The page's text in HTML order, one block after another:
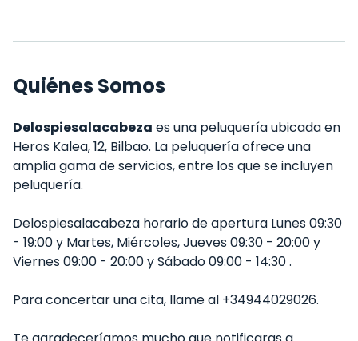
Quiénes Somos
Delospiesalacabeza es una peluquería ubicada en
Heros Kalea, 12, Bilbao. La peluquería ofrece una
amplia gama de servicios, entre los que se incluyen
peluquería.
Delospiesalacabeza horario de apertura Lunes 09:30
- 19:00 y Martes, Miércoles, Jueves 09:30 - 20:00 y
Viernes 09:00 - 20:00 y Sábado 09:00 - 14:30 .
Para concertar una cita, llame al +34944029026.